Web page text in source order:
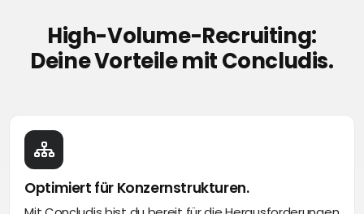
High-Volume-Recruiting:
Deine Vorteile mit Concludis.
Optimiert für Konzernstrukturen.